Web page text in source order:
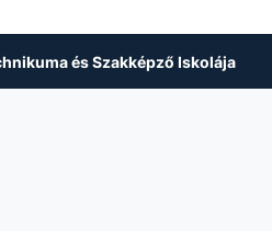
és Szakképző Iskolája